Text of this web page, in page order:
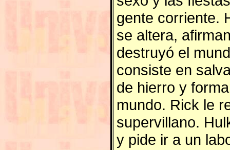
gente corriente.
se altera,
destruyó el
consiste en
de hierro y
mundo. Rick le
supervillano.
y pide ir a un